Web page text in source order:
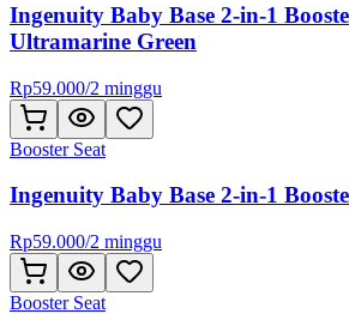
Ingenuity Baby Base 2-in-1
Ultramarine Green
Rp59.000/2 minggu
Booster Seat
Ingenuity Baby Base 2-in-1
Rp59.000/2 minggu
Booster Seat